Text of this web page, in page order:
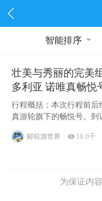
智能排序
壮美与秀丽的完美
多利亚 诺唯真畅悦
行程概括：本次行程前后
真游轮旗下的畅悦号。到
个州/省：美国华盛顿州
邮轮游世界  10.0千
为保证内